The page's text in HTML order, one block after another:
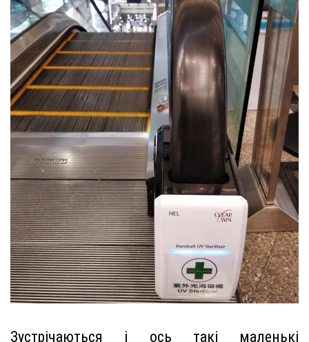
Зустрічаються і ось такі маленькі